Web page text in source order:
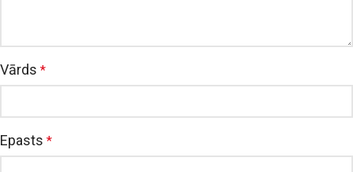
Vārds *
Epasts *